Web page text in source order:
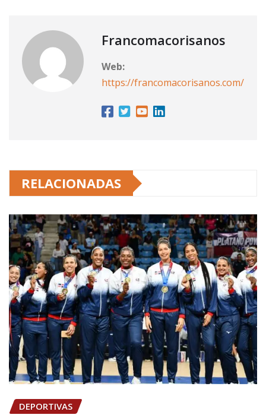
Francomacorisanos
Web:
https://francomacorisanos.com/
RELACIONADAS
DEPORTIVAS